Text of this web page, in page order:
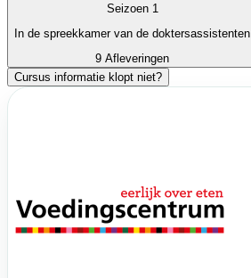
Seizoen 1
In de spreekkamer van de doktersassistenten
9 Afleveringen
Cursus informatie klopt niet?